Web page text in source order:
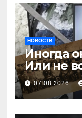
НОВОСТИ
Иногда
Или не
07.08.2026